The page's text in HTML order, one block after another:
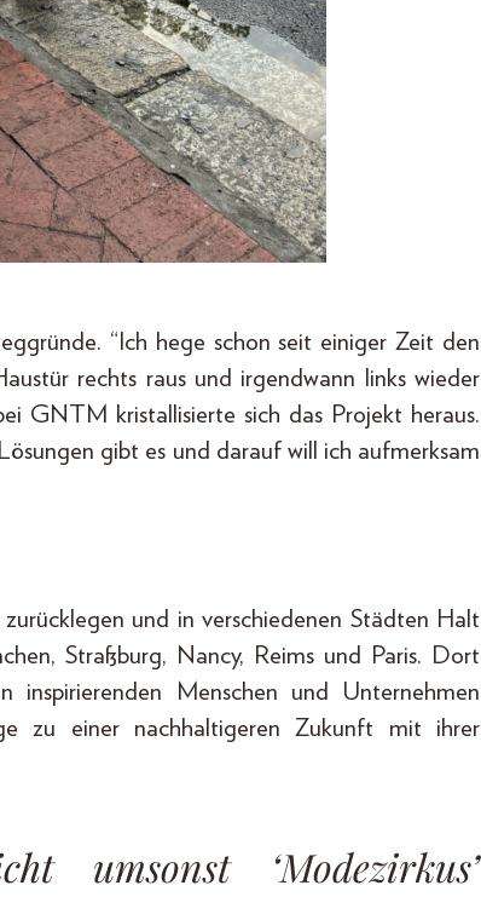
“Ich hege schon seit einiger Zeit den
rechts raus und irgendwann links wieder
GNTM kristallisierte sich das Projekt heraus.
gibt es und darauf will ich aufmerksam
und in verschiedenen Städten Halt
Straßburg, Nancy, Reims und Paris. Dort
Menschen und Unternehmen
zu einer nachhaltigeren Zukunft mit ihrer
umsonst ‘Modezirkus’